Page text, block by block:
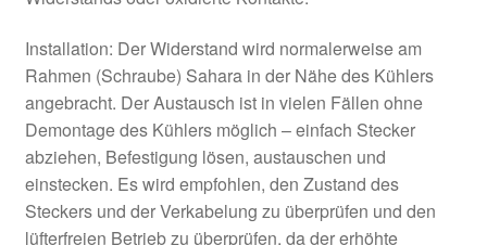
Installation: Der Widerstand wird normalerweise am
Rahmen (Schraube) Sahara in der Nähe des Kühlers
angebracht. Der Austausch ist in vielen Fällen ohne
Demontage des Kühlers möglich – einfach Stecker
abziehen, Befestigung lösen, austauschen und
einstecken. Es wird empfohlen, den Zustand des
Steckers und der Verkabelung zu überprüfen und den
lüfterfreien Betrieb zu überprüfen, da der erhöhte